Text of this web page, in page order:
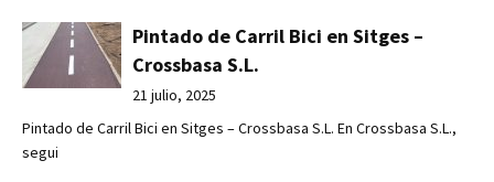
Pintado de Carril Bici en Sitges –
Crossbasa S.L.
21 julio, 2025
Pintado de Carril Bici en Sitges – Crossbasa S.L. En Crossbasa S.L.,
segui